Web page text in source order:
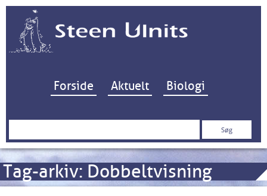
Hop til indhold
Forside Aktuelt Biologi
Søg
Tag-arkiv: Dobbeltvisning